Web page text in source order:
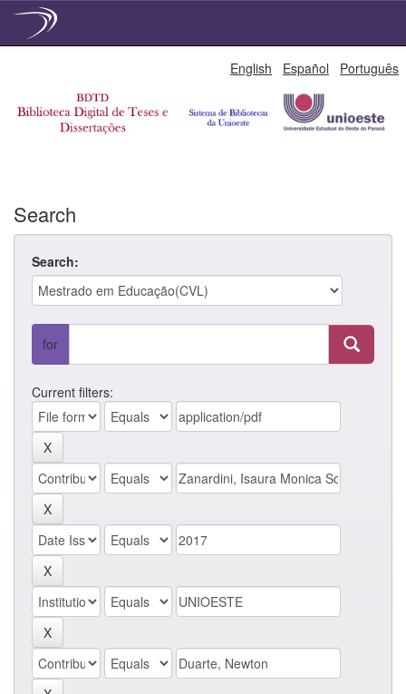
English Español Português
Search
Search:
for
Current filters: